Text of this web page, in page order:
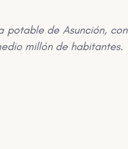
potable de Asunción, con
millón de habitantes.